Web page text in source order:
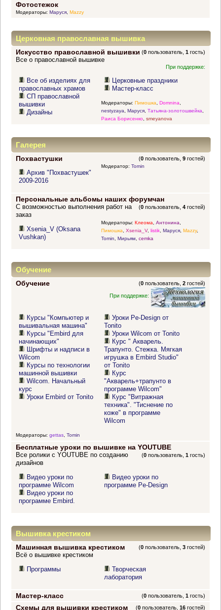
Фотостежок
Модераторы: Маруся, Mazzy
Церковная православная вышивка
Искусство православной вышивки (0 пользователь,1 гость)
Все о православной вышивке
При поддержке:
Все об изделиях для
православных храмов
СП православной
вышивки
Дизайны
Церковные праздники
Мастер-класс
Модераторы: Пимошка Domnina
nestyzaya
Маруся, Татьяна-золотошвейка
Раиса Борисенко, smeyanova
Галерея
Похвастушки (0 пользователь,9 гостей)
Архив "Похвастушек"
2009-2016
Модератор: Tomin
Персональные альбомы наших форумчан
(0 пользователь,4 гостей)
С возможностью выполнения работ на
заказ
Xsenia_V (Oksana
Vushkan)
Модераторы: Клеома, Антонина,
Пимошка, Xsenia_V, listik, Маруся, Mazzy,
Tomin, Мирьям, cemka
Обучение
Обучение (0 пользователь,2 гостей)
При поддержке:
Курсы "Компьютер и
вышивальная машина"
Курсы "Embird для
начинающих"
Шрифты и надписи в
Wilcom
Курсы по технологии
машинной вышивки
Wilcom. Начальный
курс
Уроки Embird от Tonito
Уроки Pe-Design от
Tonito
Уроки Wilcom от Tonito
Курс " Акварель.
Трапунто. Стежка. Мягкая
игрушка в Embird Studio"
от Tonito
Курс
"Акварель+трапунто в
программе Wilcom"
Курс "Витражная
техника". "Тиснение по
коже" в программе
Wilcom
Модераторы: gettas, Tomin
Бесплатные уроки по вышивке на YOUTUBE
(0 пользователь,1 гость)
Все ролики с YOUTUBE по созданию
дизайнов
Видео уроки по
программе Wilcom
Видео уроки по
программе Embird.
Видео уроки по
программе Pe-Design
Вышивка крестиком
Машинная вышивка крестиком (0 пользователь,3 гостей)
Всё о вышивке крестиком
Программы
Творческая
лаборатория
Мастер-класс (0 пользователь,1 гость)
Схемы для вышивки крестиком (0 пользователь,16 гостей)